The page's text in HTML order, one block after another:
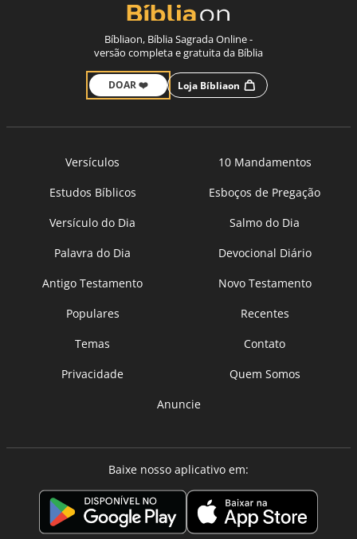
Bíbliaon, Bíblia Sagrada Online -
versão completa e gratuita da Bíblia
DOAR ❤️ Loja Bíbliaon
Versículos
10 Mandamentos
Estudos Bíblicos
Esboços de Pregação
Versículo do Dia
Salmo do Dia
Palavra do Dia
Devocional Diário
Antigo Testamento
Novo Testamento
Populares
Recentes
Temas
Contato
Privacidade
Quem Somos
Anuncie
Baixe nosso aplicativo em: